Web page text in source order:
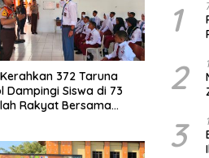
372 Taruna
Dampingi Siswa di 73
Rakyat Bersama
1
2
3